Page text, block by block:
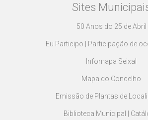
Sites
50 Anos do 25 de Abril
Eu Participo | Participação de
Infomapa Seixal
Mapa do Concelho
Emissão de Plantas de
Biblioteca Municipal |